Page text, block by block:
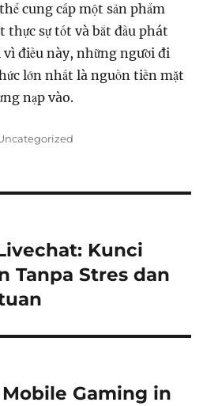
cung cấp một sản phẩm
thực sự tốt và bắt đầu phát
vì điều này, những người đi
lớn nhất là nguồn tiền mặt
nạp vào.
Kunci
Tanpa Stres dan
Gaming in